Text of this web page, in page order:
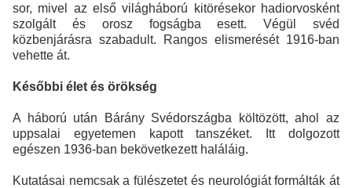
sor, mivel az első világháború kitörésekor hadiorvosként
szolgált és orosz fogságba esett. Végül svéd
közbenjárásra szabadult. Rangos elismerését 1916-ban
vehette át.
Későbbi élet és örökség
A háború után Bárány Svédországba költözött, ahol az
uppsalai egyetemen kapott tanszéket. Itt dolgozott
egészen 1936-ban bekövetkezett haláláig.
Kutatásai nemcsak a fülészetet és neurológiát formálták át